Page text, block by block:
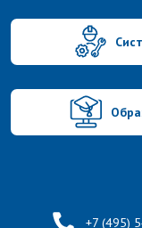
+7 (495)